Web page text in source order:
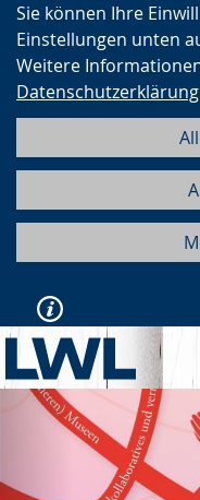
Sie können Ihre
Einstellungen unten
Weitere
Datenschutzerklärung
Vorherige